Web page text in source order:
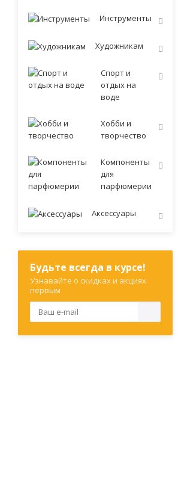
Инструменты
Художникам
Спорт и
отдых на
воде
Хобби и
творчество
Компоненты
для
парфюмерии
Аксессуары
Будьте всегда в курсе!
Узнавайте о скидках и акциях
первым